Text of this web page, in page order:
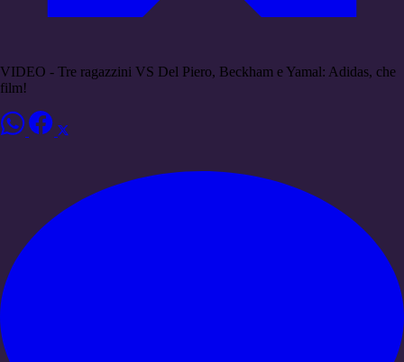
VIDEO - Tre ragazzini VS Del Piero, Beckham e Yamal: Adidas, che
film!